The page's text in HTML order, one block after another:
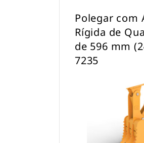
Polegar com
Rígida de
de 596 mm
7235